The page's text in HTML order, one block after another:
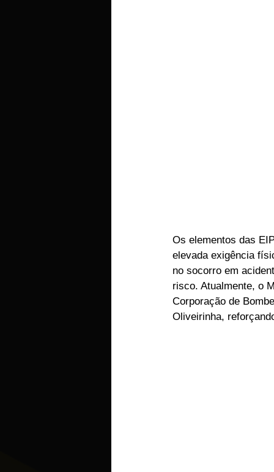
Os elementos das
elevada exigência
no socorro em
risco. Atualmente, o
Corporação de
Oliveirinha,